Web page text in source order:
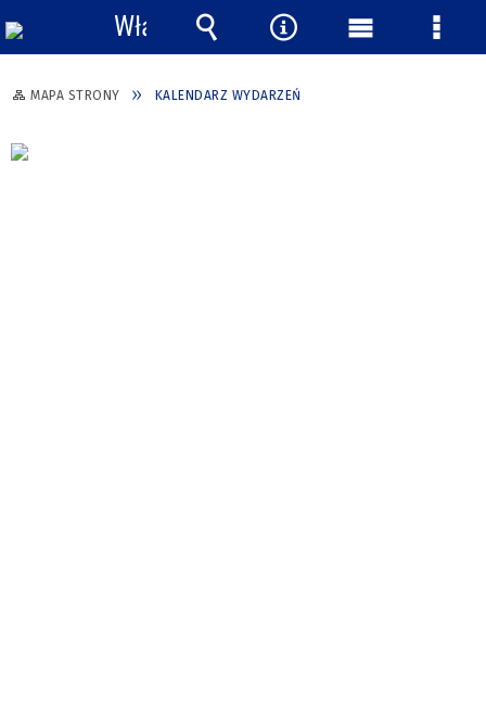
MAPA STRONY KALENDARZ WYDARZEŃ
Włącz
powiadomienia
Wyszukiwarka
Narzędzia
Menu Menu